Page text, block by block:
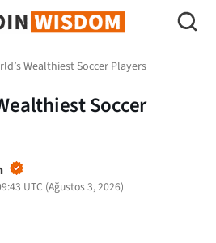
Bilgeliği
Wealthiest Soccer Players
Soccer
UTC (Ağustos 3, 2026)